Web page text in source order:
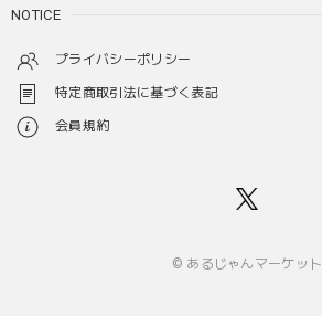
NOTICE
プライバシーポリシー
特定商取引法に基づく表記
会員規約
© あるじゃんマーケット